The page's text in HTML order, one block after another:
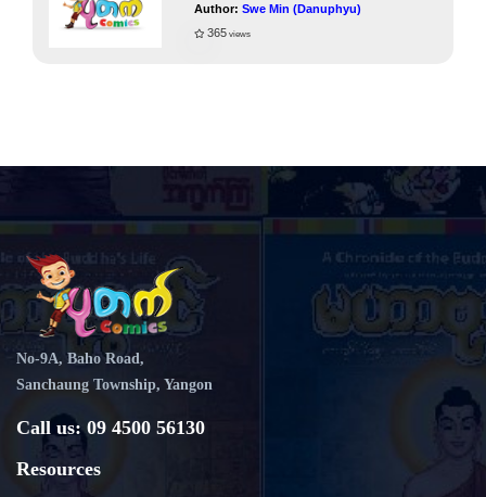
Author: Swe Min (Danuphyu)
365 views
No-9A, Baho Road,
Sanchaung Township, Yangon
Call us: 09 4500 56130
Resources